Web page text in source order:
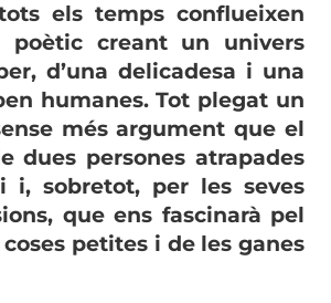
els temps conflueixen
creant un univers
d’una delicadesa i una
humanes. Tot plegat un
més argument que el
dues persones atrapades
i, sobretot, per les seves
que ens fascinarà pel
petites i de les ganes